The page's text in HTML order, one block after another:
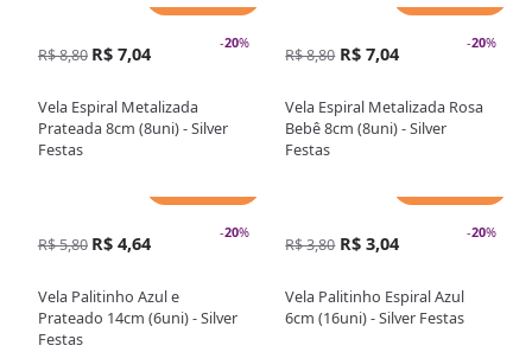
-20%
R$ 8,80 R$ 7,04
Vela Espiral Metalizada
Prateada 8cm (8uni) - Silver
Festas
-20%
R$ 8,80 R$ 7,04
Vela Espiral Metalizada Rosa
Bebê 8cm (8uni) - Silver
Festas
-20%
R$ 5,80 R$ 4,64
Vela Palitinho Azul e
Prateado 14cm (6uni) - Silver
Festas
-20%
R$ 3,80 R$ 3,04
Vela Palitinho Espiral Azul
6cm (16uni) - Silver Festas